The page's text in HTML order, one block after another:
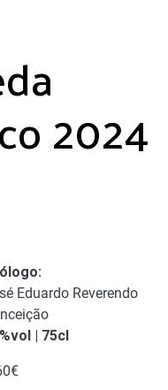
2024
Eduardo Reverendo
| 75cl
€